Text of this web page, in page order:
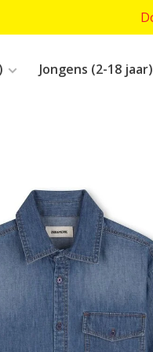
Jongens (2-18 jaar)